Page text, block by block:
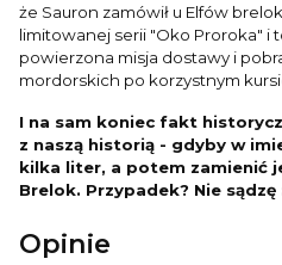
że Sauron zamówił u Elfów
limitowanej serii "Oko Proroka" i
powierzona misja dostawy i
mordorskich po korzystnym
I na sam koniec fakt
z naszą historią - gdyby w
kilka liter, a potem zamienić
Brelok. Przypadek? Nie sądzę
Opinie